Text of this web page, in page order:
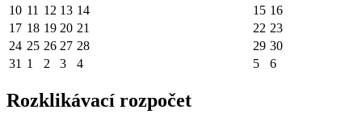
10 11 12 13 14 15 16
17 18 19 20 21 22 23
24 25 26 27 28 29 30
31 1 2 3 4 5 6
Rozklikávací rozpočet